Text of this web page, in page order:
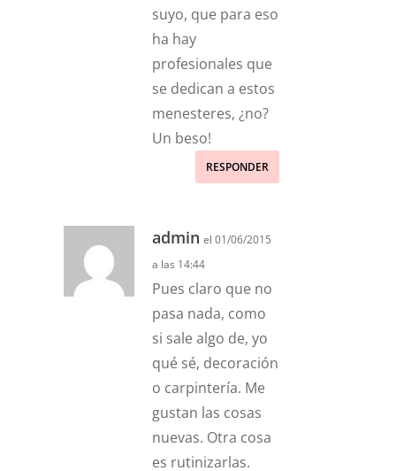
suyo, que para eso
ha hay
profesionales que
se dedican a estos
menesteres, ¿no?
Un beso!
RESPONDER
admin el 01/06/2015
a las 14:44
Pues claro que no
pasa nada, como
si sale algo de, yo
qué sé, decoración
o carpintería. Me
gustan las cosas
nuevas. Otra cosa
es rutinizarlas.